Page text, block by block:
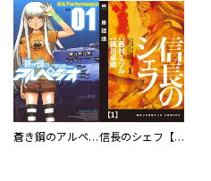
蒼き鋼のアルペジオ 信長のシェフ【単話版】